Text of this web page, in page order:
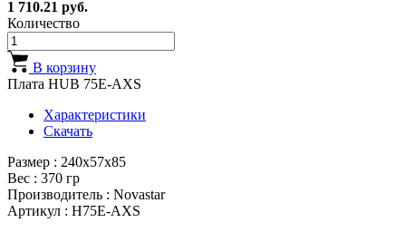
1 710.21 руб.
Количество
В корзину
Плата HUB 75Е-AXS
Характеристики
Скачать
Размер : 240x57x85
Вес : 370 гр
Производитель : Novastar
Артикул : H75E-AXS